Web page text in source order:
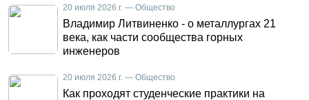
20 июля 2026 г. — Общество
Владимир Литвиненко - о металлургах 21
века, как части сообщества горных
инженеров
20 июля 2026 г. — Общество
Как проходят студенческие практики на